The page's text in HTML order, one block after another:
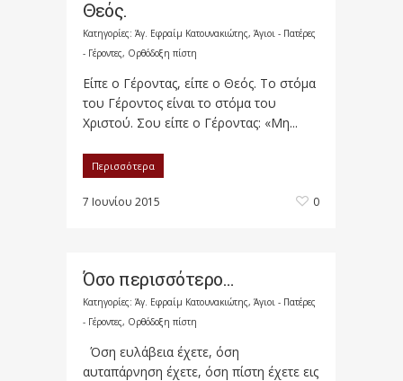
Θεός.
Κατηγορίες: Άγ. Εφραίμ Κατουνακιώτης, Άγιοι - Πατέρες
- Γέροντες, Ορθόδοξη πίστη
Είπε ο Γέροντας, είπε ο Θεός. Το στόμα
του Γέροντος είναι το στόμα του
Χριστού. Σου είπε ο Γέροντας: «Μη...
Περισσότερα
7 Ιουνίου 2015 0
Όσο περισσότερο…
Κατηγορίες: Άγ. Εφραίμ Κατουνακιώτης, Άγιοι - Πατέρες
- Γέροντες, Ορθόδοξη πίστη
Όση ευλάβεια έχετε, όση
αυταπάρνηση έχετε, όση πίστη έχετε εις